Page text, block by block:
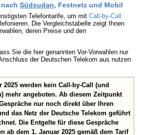
Südsudan, Festnetz und Mobil
Telefontarife, um mit Call-by-Call
Die Vergleichstabelle zeigt Ihnen
deren Preise und den
Sie die hier genannten Vor-Vorwahlen nur
der Deutschen Telekom aus nutzen
2025 werden kein Call-by-Call (und
mehr angeboten. Ab diesem Zeitpunkt
nur noch direkt über Ihren
das Netz der Deutsche Telekom geführt
Die Entgelte für diese Gespräche
ab dem 1. Januar 2025 gemäß dem Tarif